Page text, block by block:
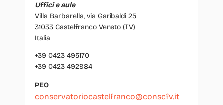
Uffici e aule
Villa Barbarella, via Garibaldi 25
31033 Castelfranco Veneto (TV)
Italia
+39 0423 495170
+39 0423 492984
PEO
conservatoriocastelfranco@conscfv.it